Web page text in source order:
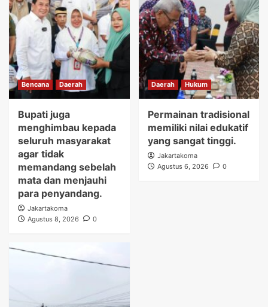
Bencana Daerah
Bupati juga
menghimbau kepada
seluruh masyarakat
agar tidak
memandang sebelah
mata dan menjauhi
para penyandang.
Jakartakoma
Agustus 8, 2026
0
Daerah Hukum
Permainan tradisional
memiliki nilai edukatif
yang sangat tinggi.
Jakartakoma
Agustus 6, 2026
0